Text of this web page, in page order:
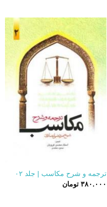
ترجمه و شرح مکاسب | جلد ۰۲
۳۸۰.۰۰۰ تومان